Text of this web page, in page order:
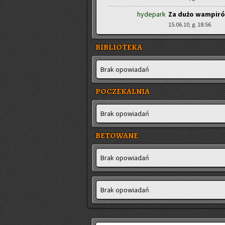
hydepark Za dużo
15.06.10, g. 18:56
BIBLIOTEKA
Brak opo­wia­dań
POCZEKALNIA
Brak opo­wia­dań
BETOWANE
Brak opo­wia­dań
Brak opo­wia­dań